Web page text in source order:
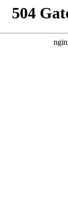
504